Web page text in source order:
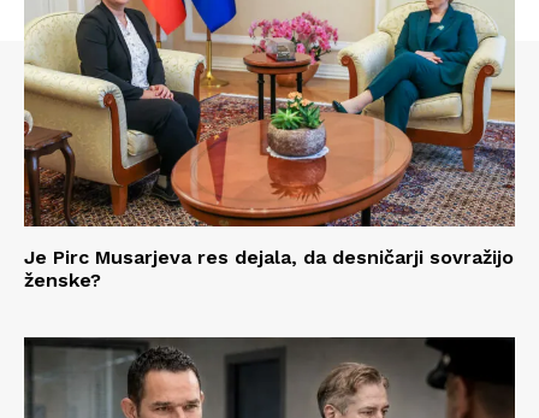
Je Pirc Musarjeva res dejala, da desničarji sovražijo
ženske?